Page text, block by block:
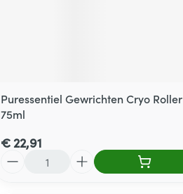
Puressentiel Gewrichten Cryo Roller
75ml
€ 22,91